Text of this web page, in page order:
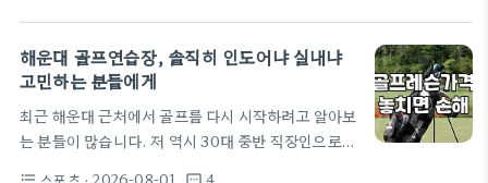
기 딱 좋겠다고 생각했다. 생각해보면 안양 골프장이
나 과천 쪽 연습장이 꽤 많긴 한데, 막상 가보면 주차
가 힘들거나 이미 자리가 꽉 차 있는 경우가 허다하다.
군데 직접 가봤는데, 사진으로 보는 것과는 분위기가
꽤 달라서 당황했던 적이 한두 번이 아니다. 무작정 방
문했다가 겪은 소소한 낭패 어느 날은 괜찮아 보이는…
해운대 골프연습장, 솔직히 인도어냐 실내냐
고민하는 분들에게
최근 해운대 근처에서 골프를 다시 시작하려고 알아보
는 분들이 많습니다. 저 역시 30대 중반 직장인으로서